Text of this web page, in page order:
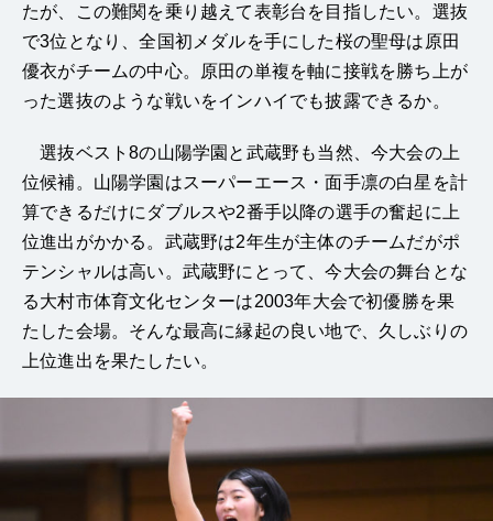
たが、この難関を乗り越えて表彰台を目指したい。選抜
で3位となり、全国初メダルを手にした桜の聖母は原田
優衣がチームの中心。原田の単複を軸に接戦を勝ち上が
った選抜のような戦いをインハイでも披露できるか。
選抜ベスト8の山陽学園と武蔵野も当然、今大会の上
位候補。山陽学園はスーパーエース・面手凛の白星を計
算できるだけにダブルスや2番手以降の選手の奮起に上
位進出がかかる。武蔵野は2年生が主体のチームだがポ
テンシャルは高い。武蔵野にとって、今大会の舞台とな
る大村市体育文化センターは2003年大会で初優勝を果
たした会場。そんな最高に縁起の良い地で、久しぶりの
上位進出を果たしたい。